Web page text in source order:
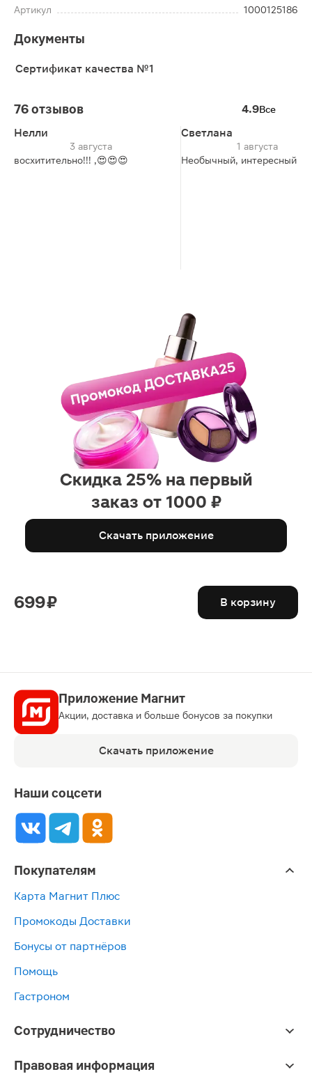
Артикул
1000125186
Документы
Сертификат качества №1
76 отзывов 4.9Все
Нелли
3 августа
восхитительно!!! ,😍😍😍
Светлана
1 августа
Необычный, интересный
Скидка 25% на первый
заказ от 1000 ₽
Скачать приложение
699 ₽ В корзину
Приложение Магнит
Акции, доставка и больше бонусов за покупки
Скачать приложение
Наши соцсети
Покупателям
Карта Магнит Плюс
Промокоды Доставки
Бонусы от партнёров
Помощь
Гастроном
Сотрудничество
Правовая информация